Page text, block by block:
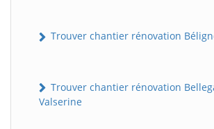
Trouver chantier rénovation
Trouver chantier rénovation
Valserine